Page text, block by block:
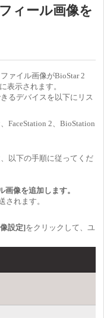
ィール画像を
ァイル画像がBioStar 2
表示されます。
るデバイスを以下にリス
FaceStation 2、BioStation
以下の手順に従ってくだ
像を追加します。
されます。
設定]をクリックして、ユ